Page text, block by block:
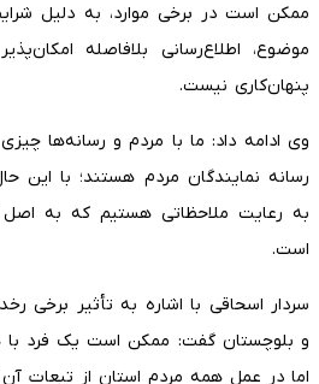
ممکن است در برخی موارد، به دلیل
موضوع، اطلاع‌رسانی بلافاصله
پنهان‌کاری نیست.
وی ادامه داد: ما با مردم و رسانه‌ها
رسانه نمایندگان مردم هستند؛ با این
به رعایت ملاحظاتی هستیم که به
است.
سردار اسحاقی با اشاره به تأثیر برخی
و بلوچستان گفت: ممکن است یک فرد
اما در عمل همه مردم استان از تبعات